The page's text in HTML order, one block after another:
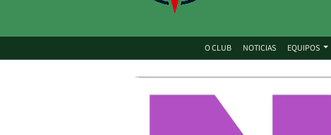
O CLUB NOTICIAS EQUIPOS